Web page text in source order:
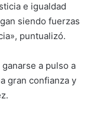
e igualdad
siendo fuerzas
puntualizó.
a pulso a
gran confianza y